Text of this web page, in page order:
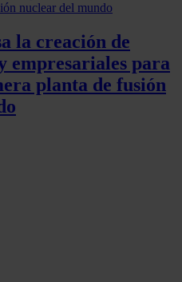
la creación de
empresariales para
planta de fusión